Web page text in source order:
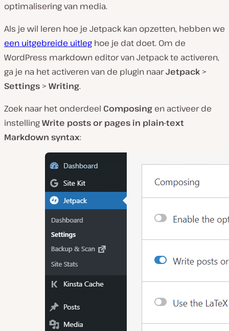
optimalisering van media.
Als je wil leren hoe je Jetpack kan opzetten, hebben we
een uitgebreide uitleg hoe je dat doet. Om de
WordPress markdown editor van Jetpack te activeren,
ga je na het activeren van de plugin naarJetpack >
Settings >Writing.
Zoek naar het onderdeel Composing en activeer de
instellingWrite posts or pages in plain-text
Markdown syntax: